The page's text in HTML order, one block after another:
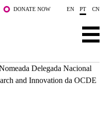
DONATE NOW EN PT CN